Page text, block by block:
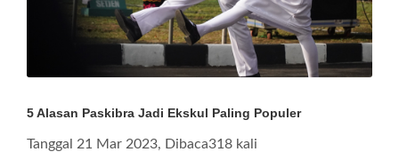
5 Alasan Paskibra Jadi Ekskul Paling Populer
Tanggal 21 Mar 2023, Dibaca318 kali